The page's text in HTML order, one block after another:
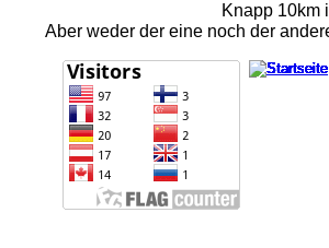
Knapp 10km
Aber weder der eine noch der